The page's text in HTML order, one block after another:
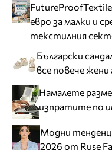
евро за малки и
текстилния
Български
все повече
Намалете
изпратите по
Модни
2026 от Ruse